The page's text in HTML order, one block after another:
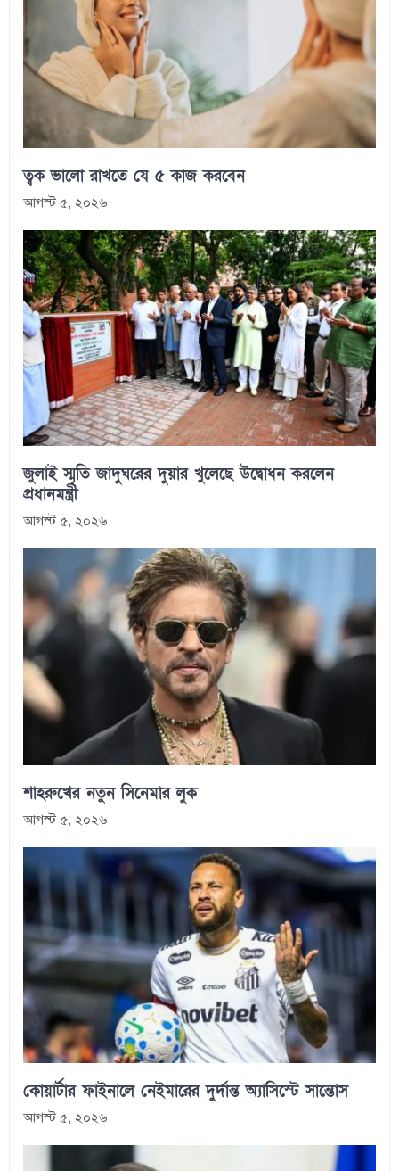
ত্বক ভালো রাখতে যে ৫ কাজ করবেন
আগস্ট ৫, ২০২৬
জুলাই স্মৃতি জাদুঘরের দুয়ার খুলেছে উদ্বোধন করলেন
প্রধানমন্ত্রী
আগস্ট ৫, ২০২৬
শাহরুখের নতুন সিনেমার লুক
আগস্ট ৫, ২০২৬
কোয়ার্টার ফাইনালে নেইমারের দুর্দান্ত অ্যাসিস্টে সান্তোস
আগস্ট ৫, ২০২৬